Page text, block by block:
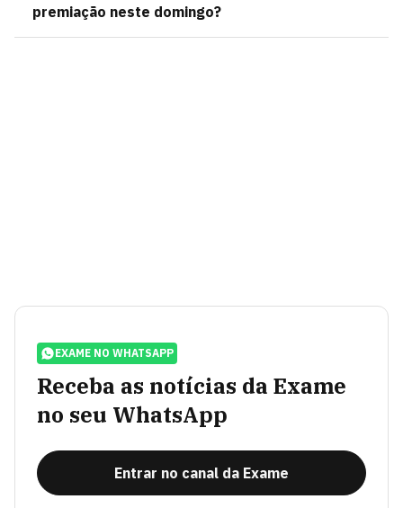
premiação neste domingo?
EXAME NO WHATSAPP
Receba as notícias da Exame
no seu WhatsApp
Entrar no canal da Exame